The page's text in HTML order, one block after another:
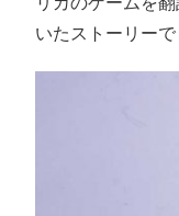
いたストーリーで